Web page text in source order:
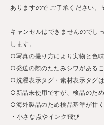
ありますので ご了承ください。
キャンセルはできませんのでし
します。
○写真の撮り方により実物と色
○発送の際のたたみシワがあるこ
○洗濯表示タグ・素材表示タグ
○新品未使用ですが、検品のた
○海外製品のため検品基準が甘
・小さな点やインク飛び